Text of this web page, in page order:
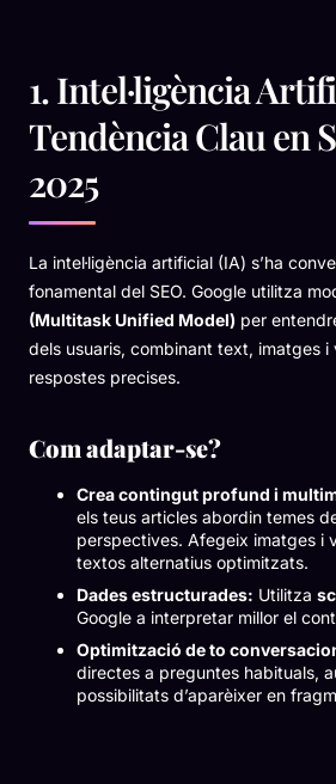
1. Intel·ligència
Tendència Clau en
2025
La intel·ligència artificial (IA) s’ha
fonamental del SEO. Google utilitza
(Multitask Unified Model) per
dels usuaris, combinant text, imatges i
respostes precises.
Com adaptar-se?
Crea contingut profund i
els teus articles abordin temes
perspectives. Afegeix imatges i
textos alternatius optimitzats.
Dades estructurades: Utilitza
Google a interpretar millor el
Optimització de to
directes a preguntes habituals,
possibilitats d’aparèixer en